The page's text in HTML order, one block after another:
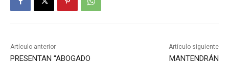
Artículo anterior
PRESENTAN “ABOGADO
Artículo siguiente
MANTENDRÁN